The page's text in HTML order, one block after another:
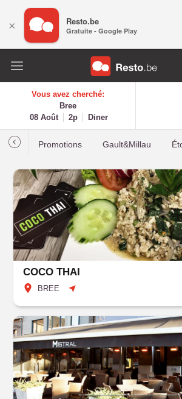
Vous avez cherché:
Bree
08 Août
2p Diner
Promotions Gault&Millau
COCO THAI
BREE
× Resto.be
Gratuite - Google Play